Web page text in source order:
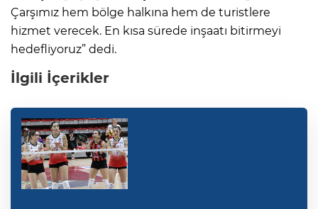
Çarşımız hem bölge halkına hem de turistlere
hizmet verecek. En kısa sürede inşaatı bitirmeyi
hedefliyoruz” dedi.
İlgili İçerikler